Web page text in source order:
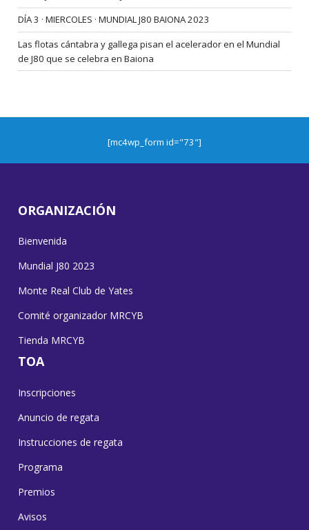
DÍA 3 · MIERCOLES · MUNDIAL J80 BAIONA 2023
Las flotas cántabra y gallega pisan el acelerador en el Mundial
de J80 que se celebra en Baiona
[mc4wp_form id="73"]
ORGANIZACIÓN
Bienvenida
Mundial J80 2023
Monte Real Club de Yates
Comité organizador MRCYB
Tienda MRCYB
TOA
Inscripciones
Anuncio de regata
Instrucciones de regata
Programa
Premios
Avisos